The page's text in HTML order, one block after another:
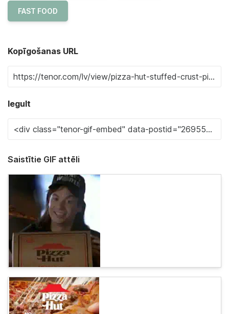
FAST FOOD
Kopīgošanas URL
Iegult
Saistītie GIF attēli